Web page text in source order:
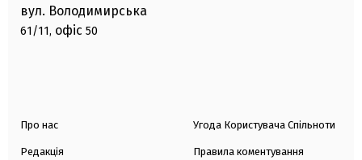
вул. Володимирська
61/11, офіс 50
Про нас
Редакція
Угода Користувача Спільноти
Правила коментування